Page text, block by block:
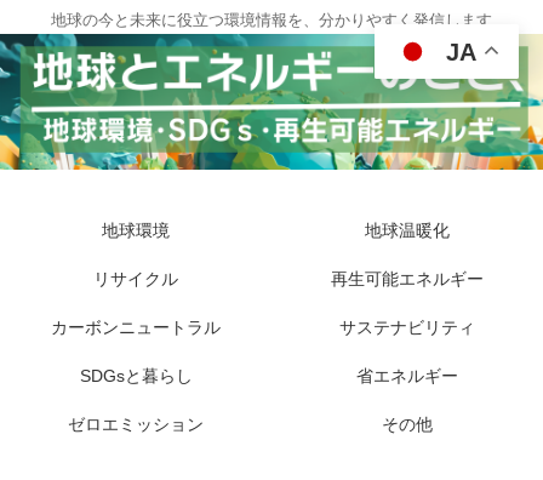
地球の今と未来に役立つ環境情報を、分かりやすく発信します
地球環境 地球温暖化
リサイクル 再生可能エネルギー
カーボンニュートラル サステナビリティ
SDGsと暮らし 省エネルギー
ゼロエミッション その他
JA